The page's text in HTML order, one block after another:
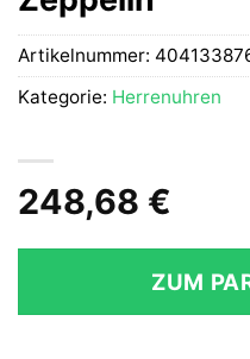
248,68 €
ZUM
Artikelnummer:
Kategorie: Herrenuhren